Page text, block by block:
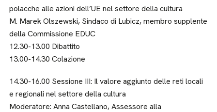
polacche alle azioni dell’UE nel settore della cultura
M. Marek Olszewski, Sindaco di Lubicz, membro supplente
della Commissione EDUC
12.30-13.00 Dibattito
13.00-14.30 Colazione
14.30-16.00 Sessione III: Il valore aggiunto delle reti locali
e regionali nel settore della cultura
Moderatore: Anna Castellano, Assessore alla